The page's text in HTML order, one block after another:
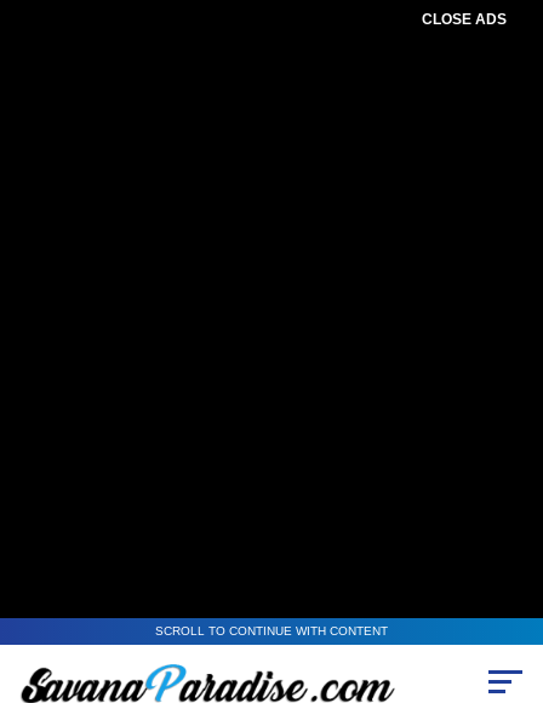
CLOSE ADS
SCROLL TO CONTINUE WITH CONTENT